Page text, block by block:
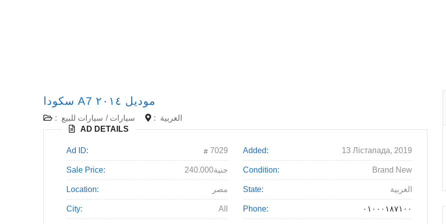
سكودا A7 موديل ٢٠١٤
: سيارات / سيارات للبيع :
الغربية
AD DETAILS
Ad ID: 7029 Added: 13 Лістапада, 2019
Sale Price: 240.000جنية Condition: Brand New
Location: مصر State: الغربية
City: All Phone: ٠١٠٠٠١٨٧١٠٠